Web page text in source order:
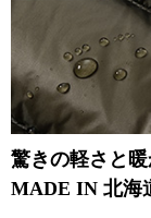
驚きの軽さと暖
MADE IN 北海